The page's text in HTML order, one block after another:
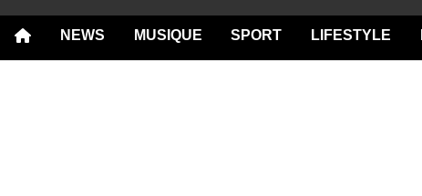
NEWS MUSIQUE SPORT LIFESTYLE